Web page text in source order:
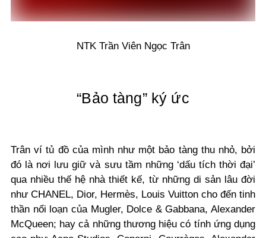
NTK Trần Viên Ngọc Trân
“Bảo tàng” ký ức
Trân ví tủ đồ của mình như một bảo tàng thu nhỏ, bởi
đó là nơi lưu giữ và sưu tầm những ‘dấu tích thời đại’
qua nhiều thế hệ nhà thiết kế, từ những di sản lâu đời
như CHANEL, Dior, Hermès, Louis Vuitton cho đến tinh
thần nổi loạn của Mugler, Dolce & Gabbana, Alexander
McQueen; hay cả những thương hiệu có tính ứng dụng